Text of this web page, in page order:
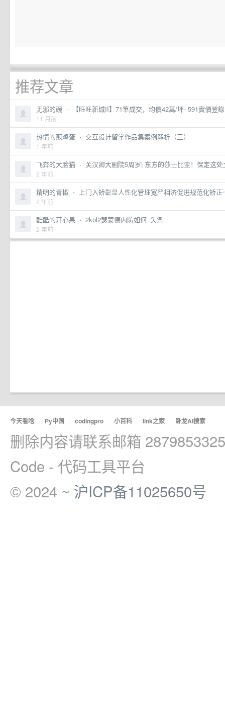
推荐文章
无邪的碗 · 【旺旺新城II】71筆成交，均價42萬/坪- 591實價登錄
11 月前
热情的煎鸡蛋 · 交互设计留学作品集案例解析（三）
1 年前
飞奔的大脸猫 · 关汉卿大剧院5周岁| 东方的莎士比亚！保定这
2 年前
精明的青椒 · 上门入矫彰显人性化管理宽严相济促进规范化矫
2 年前
酷酷的开心果 · 2kol2瑟蒙德内防如何_头条
2 年前
今天看啥 · Py中国 · codingpro · 小百科 · link之家 · 卧龙AI搜索
删除内容请联系邮箱
Code - 代码工具平台
© 2024 ~ 沪ICP备11025650号